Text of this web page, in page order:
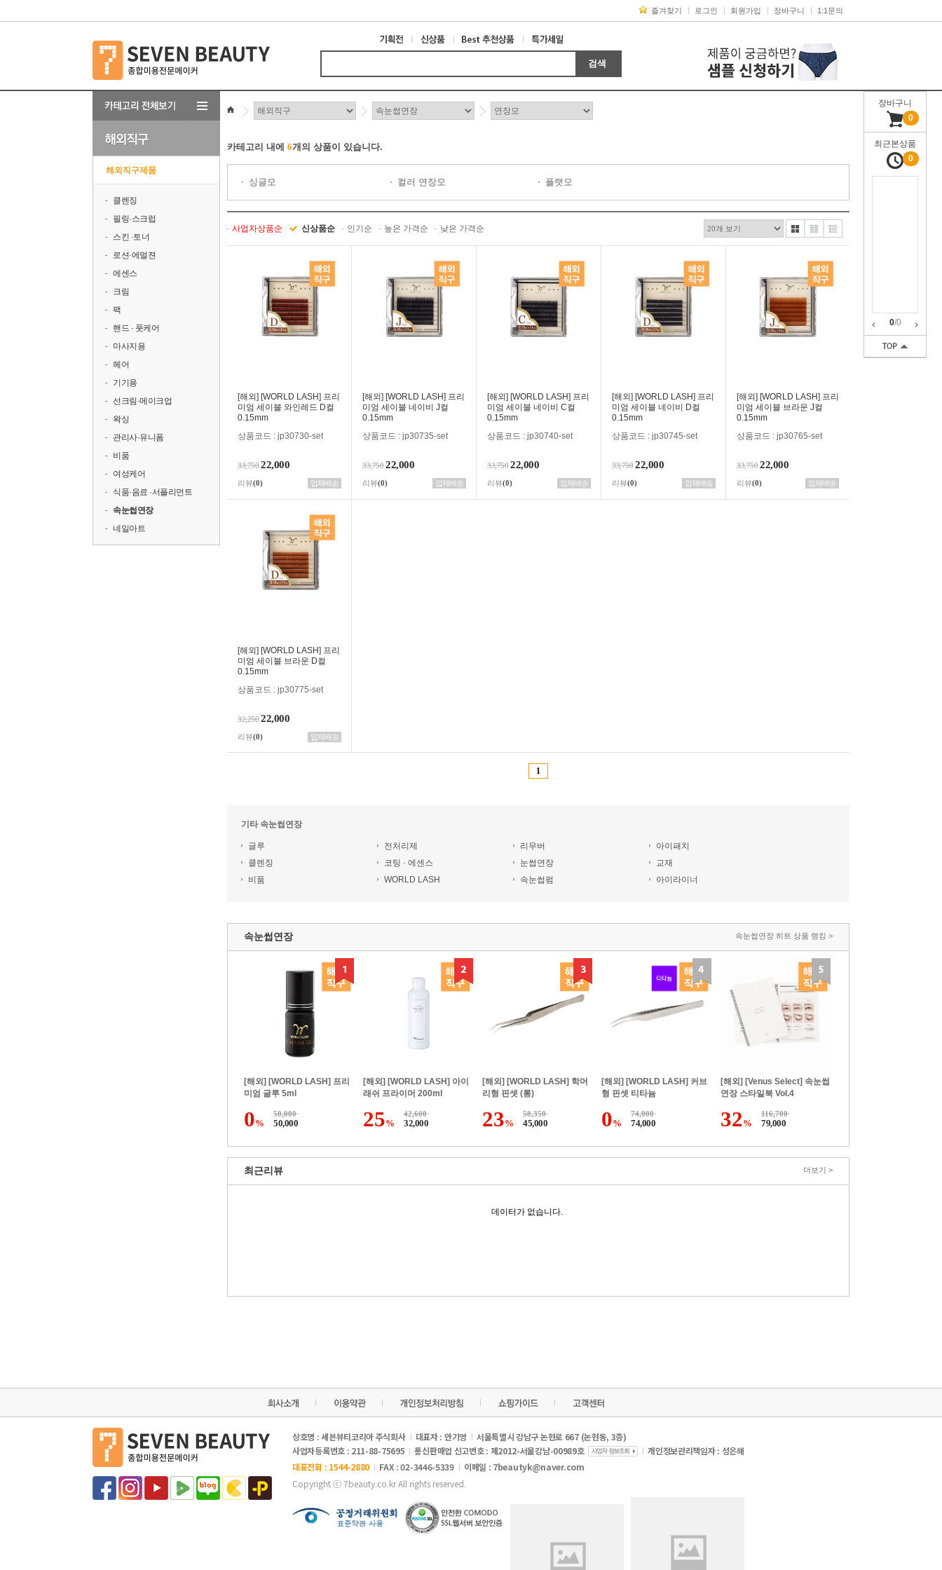
즐겨찾기 로그인 회원가입 장바구니 1:1문의
검색
해외직구제품
클렌징
필링·스크럽
스킨 ·토너
로션·에멀젼
에센스
크림
팩
핸드 · 풋케어
마사지용
헤어
기기용
선크림·메이크업
왁싱
관리사·유니폼
비품
여성케어
식품·음료 ·서플리먼트
속눈썹연장
네일아트
카테고리 내에 6개의 상품이 있습니다.
싱글모 컬러 연장모 플랫모
사업자상품순 신상품순 인기순 높은 가격순 낮은 가격순
[해외] [WORLD LASH] 프리
미엄 세이블 와인레드 D컬
0.15mm
상품코드 : jp30730-set
33,750 22,000
리뷰(0) 업체배송
[해외] [WORLD LASH] 프리
미엄 세이블 네이비 J컬
0.15mm
상품코드 : jp30735-set
33,750 22,000
리뷰(0) 업체배송
[해외] [WORLD LASH] 프리
미엄 세이블 네이비 C컬
0.15mm
상품코드 : jp30740-set
33,750 22,000
리뷰(0) 업체배송
[해외] [WORLD LASH] 프리
미엄 세이블 네이비 D컬
0.15mm
상품코드 : jp30745-set
33,750 22,000
리뷰(0) 업체배송
[해외] [WORLD LASH] 프리
미엄 세이블 브라운 J컬
0.15mm
상품코드 : jp30765-set
33,750 22,000
리뷰(0) 업체배송
[해외] [WORLD LASH] 프리
미엄 세이블 브라운 D컬
0.15mm
상품코드 : jp30775-set
32,250 22,000
리뷰(0) 업체배송
1
기타 속눈썹연장
글루 전처리제 리무버
아이패치
클렌징
코팅 · 에센스 눈썹연장
교재
비품
WORLD LASH 속눈썹펌 아이라이너
속눈썹연장 속눈썹연장 히트 상품 랭킹 >
[해외] [WORLD LASH] 프리
미엄 글루 5ml
0%
50,000
50,000
[해외] [WORLD LASH] 아이
래쉬 프라이머 200ml
25%
42,600
32,000
[해외] [WORLD LASH] 학머
리형 핀셋 (롱)
23%
58,350
45,000
[해외] [WORLD LASH] 커브
형 핀셋 티타늄
0%
74,000
74,000
[해외] [Venus Select] 속눈썹
연장 스타일북 Vol.4
32%
116,700
79,000
최근리뷰 더보기 >
데이터가 없습니다.
장바구니
0
최근본상품
0
0/0
상호명 : 세븐뷰티코리아 주식회사 대표자 : 안기영
서울특별시 강남구 논현로 667 (논현동, 3층)
사업자등록번호 : 211-88-75695
통신판매업 신고번호 : 제2012-서울강남-00989호
개인정보관리책임자 : 성은해
대표전화 : 1544-2880
FAX : 02-3446-5339 이메일 : 7beautyk@naver.com
Copyright ⓒ 7beauty.co.kr All rights reserved.